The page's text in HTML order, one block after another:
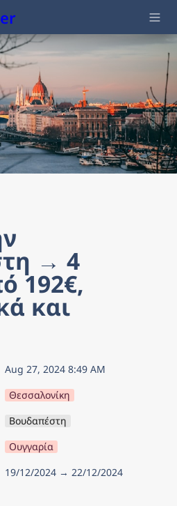
→ 4
192€,
και
Aug 27, 2024 8:49 AM
Θεσσαλονίκη
Βουδαπέστη
Ουγγαρία
19/12/2024 → 22/12/2024